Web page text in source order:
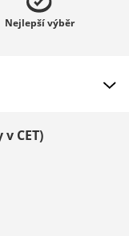
Nejlepšívýběr
CET)